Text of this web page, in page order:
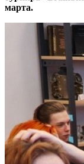
марта.